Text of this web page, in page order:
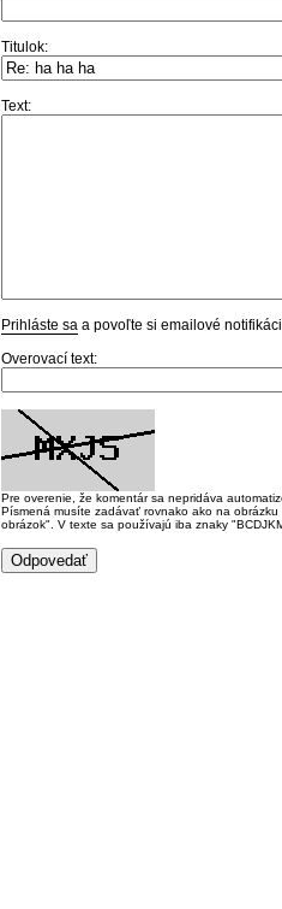
Titulok:
Text:
Prihláste sa a povoľte si emailové
Overovací text:
Pre overenie, že komentár sa nepridáva
Písmená musíte zadávať rovnako ako na
obrázok". V texte sa používajú iba znaky